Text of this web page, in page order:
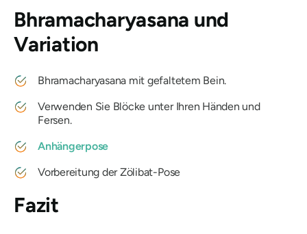
Bhramacharyasana und
Variation
Bhramacharyasana mit gefaltetem Bein.
Verwenden Sie Blöcke unter Ihren Händen und
Fersen.
Anhängerpose
Vorbereitung der Zölibat-Pose
Fazit